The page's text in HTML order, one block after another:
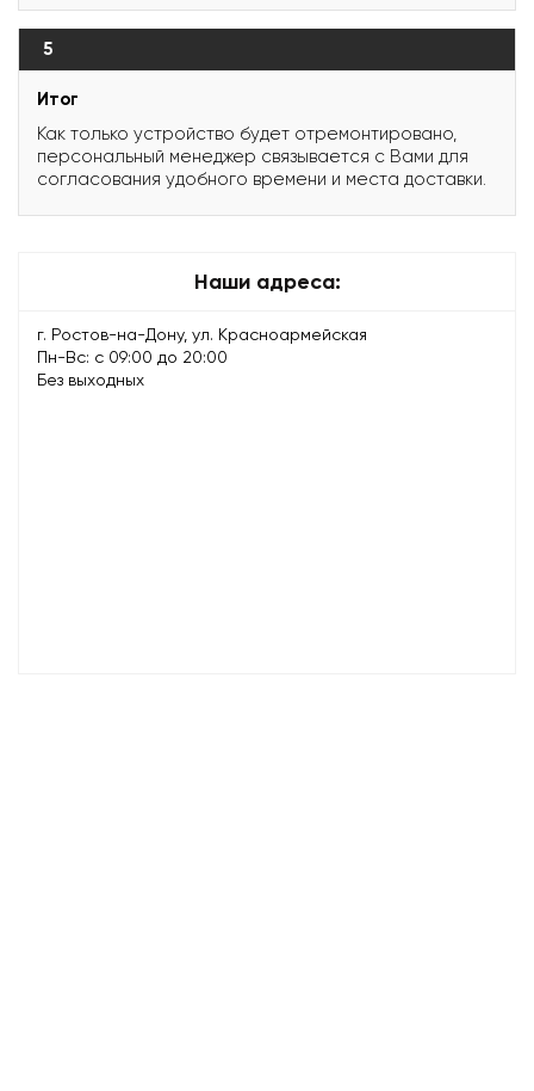
5
Итог
Как только устройство будет отремонтировано,
персональный менеджер связывается с Вами для
согласования удобного времени и места доставки.
Наши адреса:
г. Ростов-на-Дону, ул. Красноармейская
Пн-Вс: с 09:00 до 20:00
Без выходных